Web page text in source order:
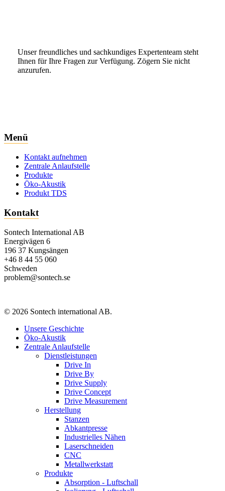
Unser freundliches und sachkundiges Expertenteam steht
Ihnen für Ihre Fragen zur Verfügung. Zögern Sie nicht
anzurufen.
Menü
Kontakt aufnehmen
Zentrale Anlaufstelle
Produkte
Öko-Akustik
Produkt TDS
Kontakt
Sontech International AB
Energivägen 6
196 37 Kungsängen
+46 8 44 55 060
Schweden
problem@sontech.se
© 2026 Sontech international AB.
Unsere Geschichte
Öko-Akustik
Zentrale Anlaufstelle
Dienstleistungen
Drive In
Drive By
Drive Supply
Drive Concept
Drive Measurement
Herstellung
Stanzen
Abkantpresse
Industrielles Nähen
Laserschneiden
CNC
Metallwerkstatt
Produkte
Absorption - Luftschall